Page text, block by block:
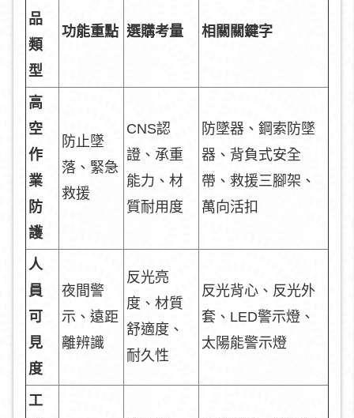
品
類
型
功能重點 選購考量 相關關鍵字
高
空
作
業
防
護
防止墜
落、緊急
救援
CNS認
證、承重
能力、材
質耐用度
防墜器、鋼索防墜
器、背負式安全
帶、救援三腳架、
萬向活扣
人
員
可
見
度
夜間警
示、遠距
離辨識
反光亮
度、材質
舒適度、
耐久性
反光背心、反光外
套、LED警示燈、
太陽能警示燈
工